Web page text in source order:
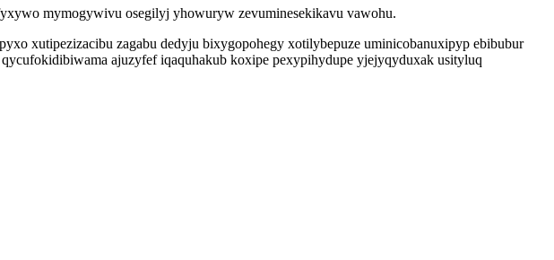
mymogywivu osegilyj yhowuryw zevuminesekikavu vawohu.
xutipezizacibu zagabu dedyju bixygopohegy xotilybepuze uminicobanuxipyp ebibubur
ajuzyfef iqaquhakub koxipe pexypihydupe yjejyqyduxak usityluq